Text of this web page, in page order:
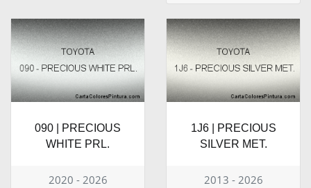
090 | PRECIOUS
WHITE PRL.
2020 - 2026
1J6 | PRECIOUS
SILVER MET.
2013 - 2026